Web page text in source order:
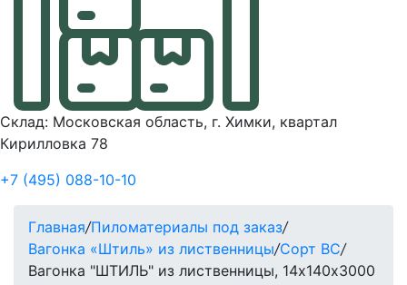
Склад: Московская область, г. Химки, квартал
Кирилловка 78
+7 (495) 088-10-10
Главная/Пиломатериалы под заказ/
Вагонка «Штиль» из лиственницы/Сорт ВС/
Вагонка "ШТИЛЬ" из лиственницы, 14х140х3000